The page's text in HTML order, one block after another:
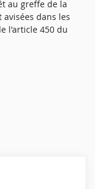
au greffe de la
dans les
l'article 450 du